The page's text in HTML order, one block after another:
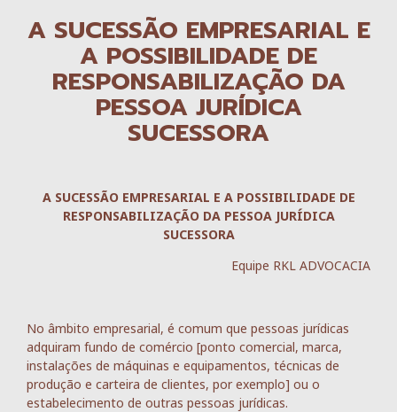
A SUCESSÃO EMPRESARIAL E
A POSSIBILIDADE DE
RESPONSABILIZAÇÃO DA
PESSOA JURÍDICA
SUCESSORA
A SUCESSÃO EMPRESARIAL E A POSSIBILIDADE DE
RESPONSABILIZAÇÃO DA PESSOA JURÍDICA
SUCESSORA
Equipe RKL ADVOCACIA
No âmbito empresarial, é comum que pessoas jurídicas
adquiram fundo de comércio [ponto comercial, marca,
instalações de máquinas e equipamentos, técnicas de
produção e carteira de clientes, por exemplo] ou o
estabelecimento de outras pessoas jurídicas.